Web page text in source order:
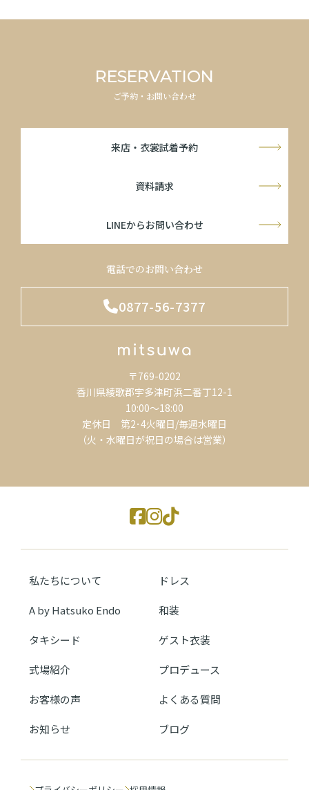
RESERVATION
ご予約・お問い合わせ
来店・衣裳試着予約
資料請求
LINEからお問い合わせ
電話でのお問い合わせ
0877-56-7377
〒769-0202
香川県綾歌郡宇多津町浜二番丁12-1
10:00～18:00
定休日 第2･4火曜日/毎週水曜日
（火・水曜日が祝日の場合は営業）
私たちについて ドレス
A by Hatsuko Endo 和装
タキシード ゲスト衣装
式場紹介 プロデュース
お客様の声 よくある質問
お知らせ ブログ